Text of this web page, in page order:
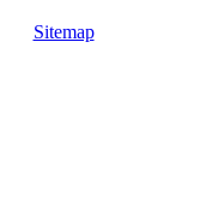
Sitemap